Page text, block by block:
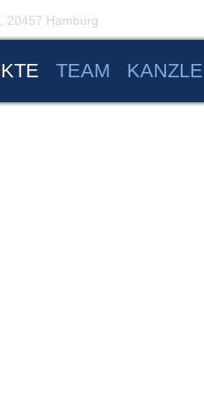
20457 Hamburg
TEAM